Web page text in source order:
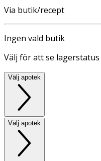
Via butik/recept
Ingen vald butik
Välj för att se lagerstatus
Välj apotek
Välj apotek